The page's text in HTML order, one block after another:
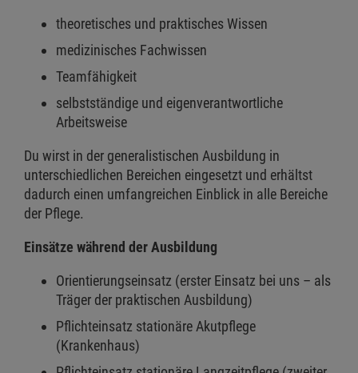
theoretisches und praktisches Wissen
medizinisches Fachwissen
Teamfähigkeit
selbstständige und eigenverantwortliche
Arbeitsweise
Du wirst in der generalistischen Ausbildung in
unterschiedlichen Bereichen eingesetzt und erhältst
dadurch einen umfangreichen Einblick in alle Bereiche
der Pflege.
Einsätze während der Ausbildung
Orientierungseinsatz (erster Einsatz bei uns – als
Träger der praktischen Ausbildung)
Pflichteinsatz stationäre Akutpflege
(Krankenhaus)